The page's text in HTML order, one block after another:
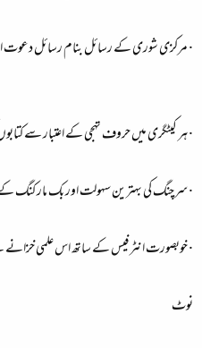
· مرکزی شوری کے رسائل بنام رسائل دعوت
· ہر کیٹگری میں حروف تہجی کے اعتبار سے
· سرچنگ کی بہترین سہولت اور بک مار کنگ
· خوبصورت انٹر فیس کے ساتھ اس علمی
نوٹ